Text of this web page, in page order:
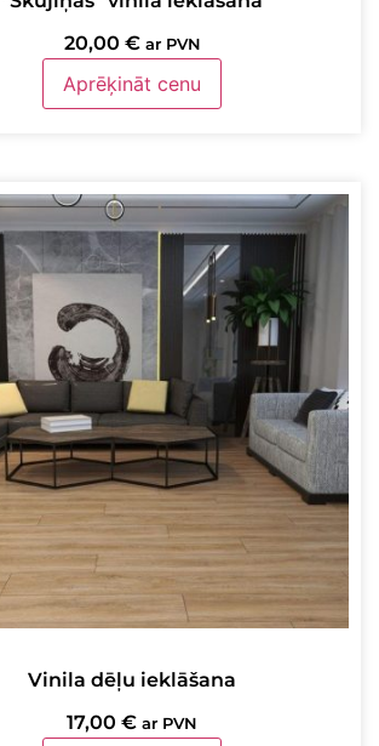
20,00 € ar PVN
Aprēķināt cenu
Vinila dēļu ieklāšana
17,00 € ar PVN